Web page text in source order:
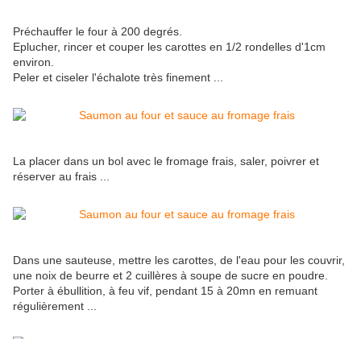
Préchauffer le four à 200 degrés.
Eplucher, rincer et couper les carottes en 1/2 rondelles d'1cm
environ.
Peler et ciseler l'échalote très finement ...
La placer dans un bol avec le fromage frais, saler, poivrer et
réserver au frais ...
Dans une sauteuse, mettre les carottes, de l'eau pour les couvrir,
une noix de beurre et 2 cuillères à soupe de sucre en poudre.
Porter à ébullition, à feu vif, pendant 15 à 20mn en remuant
régulièrement ...